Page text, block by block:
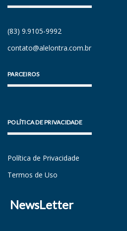
(83) 9.9105-9992
contato@alelontra.com.br
PARCEIROS
POLÍTICA DE PRIVACIDADE
Política de Privacidade
Termos de Uso
NewsLetter